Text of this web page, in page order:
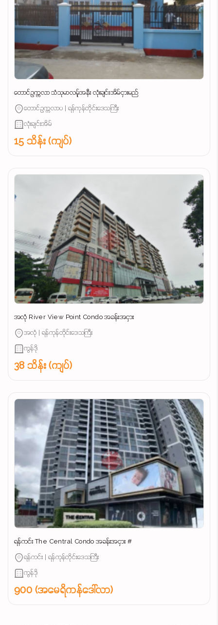
တောင်ဥက္ကလာ သံသုမာလမ်ူအနီး လုံးချင်းအိမ်ငှားမည်
တောင်ဥက္ကလာပ | ရန်ကုန်တိုင်းဒေသကြီး
လုံးချင်းအိမ်
15 သိန်း (ကျပ်)
အလုံ River View Point Condo အခန်းအငှား
အလုံ | ရန်ကုန်တိုင်းဒေသကြီး
ကွန်ဒို
38 သိန်း (ကျပ်)
ရန်ကင်း The Central Condo အခန်းအငှား #
ရန်ကင်း | ရန်ကုန်တိုင်းဒေသကြီး
ကွန်ဒို
900 (အမေရိကန်ဒေါ်လာ)